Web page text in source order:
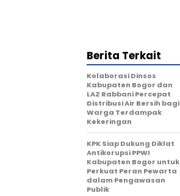
Berita Terkait
Kolaborasi Dinsos
Kabupaten Bogor dan
LAZ Rabbani Percepat
Distribusi Air Bersih bagi
Warga Terdampak
Kekeringan
KPK Siap Dukung Diklat
Antikorupsi PPWI
Kabupaten Bogor untuk
Perkuat Peran Pewarta
dalam Pengawasan
Publik